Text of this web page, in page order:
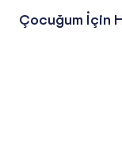
Çocuğum İçin